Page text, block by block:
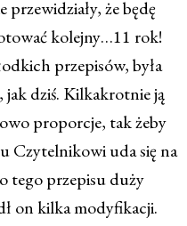
przewidziały, że będę
kolejny…11 rok!
przepisów, była
dziś. Kilkakrotnie ją
proporcje, tak żeby
Czytelnikowi uda się na
tego przepisu duży
on kilka modyfikacji.